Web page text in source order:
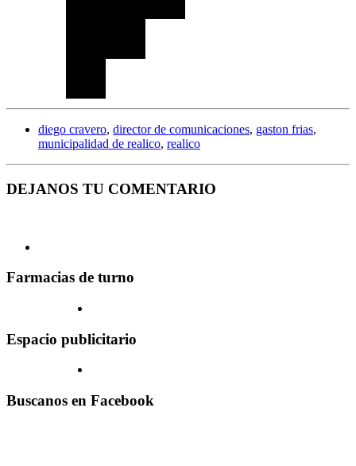
diego cravero, director de comunicaciones, gaston frias,
municipalidad de realico, realico
DEJANOS TU COMENTARIO
Farmacias de turno
Espacio publicitario
Buscanos en Facebook